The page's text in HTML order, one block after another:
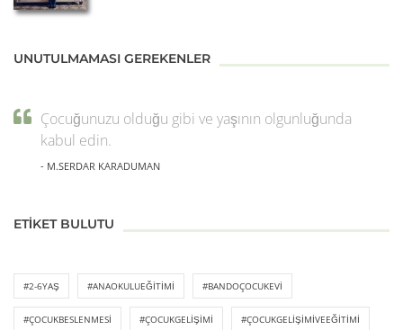
UNUTULMAMASI GEREKENLER
Çocuğunuzu olduğu gibi ve yaşının olgunluğunda
kabul edin.
- M.SERDAR KARADUMAN
ETIKET BULUTU
#2-6YAŞ #ANAOKULUEĞITIMI #BANDOÇOCUKEVI
#ÇOCUKBESLENMESI #ÇOCUKGELIŞIMI #ÇOCUKGELIŞIMIVEEĞITIMI